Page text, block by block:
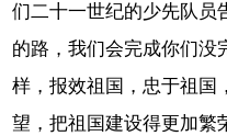
们二十一世纪的少先队员
的路，我们会完成你们没
样，报效祖国，忠于祖国
望，把祖国建设得更加繁